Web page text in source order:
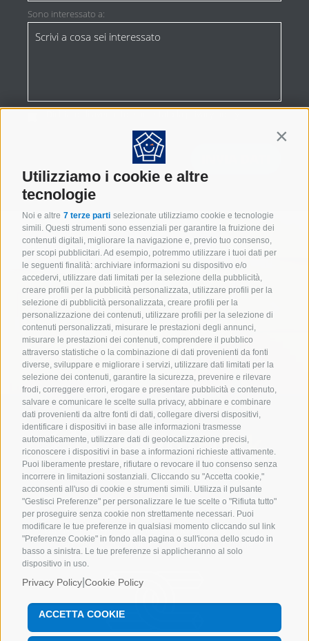
Utilizziamo i cookie e altre
tecnologie
Noi e altre 7 terze parti selezionate utilizziamo cookie e tecnologie
simili. Questi strumenti sono essenziali per garantire la fruizione dei
contenuti digitali, migliorare la navigazione e, previo tuo consenso,
per scopi pubblicitari. Ad esempio, potremmo utilizzare i tuoi dati per
le seguenti finalità: archiviare informazioni su dispositivo e/o
accedervi, utilizzare dati limitati per la selezione della pubblicità,
creare profili per la pubblicità personalizzata, utilizzare profili per la
selezione di pubblicità personalizzata, creare profili per la
personalizzazione dei contenuti, utilizzare profili per la selezione di
contenuti personalizzati, misurare le prestazioni degli annunci,
misurare le prestazioni dei contenuti, comprendere il pubblico
attraverso statistiche o la combinazione di dati provenienti da fonti
diverse, sviluppare e migliorare i servizi, utilizzare dati limitati per la
selezione dei contenuti, garantire la sicurezza, prevenire e rilevare
frodi, correggere errori, erogare e presentare pubblicità e contenuto,
salvare e comunicare le scelte sulla privacy, abbinare e combinare
dati provenienti da altre fonti di dati, collegare diversi dispositivi,
identificare i dispositivi in base alle informazioni trasmesse
automaticamente, utilizzare dati di geolocalizzazione precisi,
riconoscere i dispositivi in base a informazioni richieste attivamente.
Puoi liberamente prestare, rifiutare o revocare il tuo consenso senza
incorrere in limitazioni sostanziali. Cliccando su "Accetta cookie,"
acconsenti all'uso di cookie e strumenti simili. Utilizza il pulsante
"Gestisci Preferenze" per personalizzare le tue scelte o "Rifiuta tutto"
per proseguire senza cookie non strettamente necessari. Puoi
modificare le tue preferenze in qualsiasi momento cliccando sul link
"Preferenze Cookie" in fondo alla pagina o sull'icona dello scudo in
basso a sinistra. Le tue preferenze si applicheranno al solo
dispositivo in uso.
Privacy Policy Cookie Policy
ACCETTA COOKIE
Sono interessato a:
IMBALLAGGI INDUSTRIALI
Tutti i diritti riservati Pentapack srlPosta
PECpentapack@enetpec.it| C.F e P.IVA
00781070149 | R.I. di Sondrio REA SO59215 |
Cap.Soc. 50.000,00€ i.v. |Privacy|Cookie